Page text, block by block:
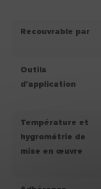
Recouvrable par
Outils
d'application
Température et
hygrométrie de
mise en œuvre